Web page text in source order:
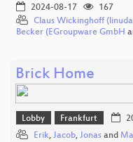
2024-08-17
167
Claus Wickinghoff
Becker (EGroupware GmbH
Brick Home
Lobby Frankfurt
Erik, Jacob, Jonas and